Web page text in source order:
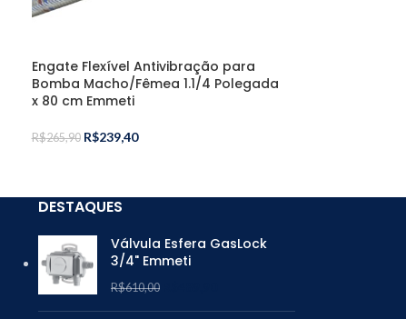
Engate Flexível Antivibração para
Bomba Macho/Fêmea 1.1/4 Polegada
x 80 cm Emmeti
R$265,90 R$239,40
DESTAQUES
Válvula Esfera GasLock
3/4" Emmeti
R$610,00